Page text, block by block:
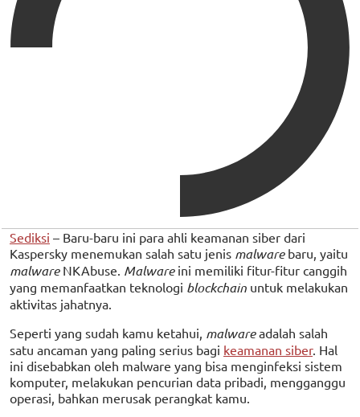
Sediksi – Baru-baru ini para ahli keamanan siber dari
Kaspersky menemukan salah satu jenis malware baru, yaitu
malwareNKAbuse. Malware ini memiliki fitur-fitur canggih
yang memanfaatkan teknologi blockchain untuk melakukan
aktivitas jahatnya.
Seperti yang sudah kamu ketahui, malwareadalah salah
satu ancaman yang paling serius bagi keamanan siber. Hal
ini disebabkan oleh malware yang bisa menginfeksi sistem
komputer, melakukan pencurian data pribadi, mengganggu
operasi, bahkan merusak perangkat kamu.